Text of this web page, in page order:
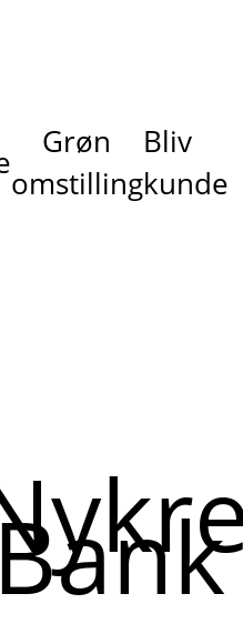
Grøn
omstilling
Bliv
kunde